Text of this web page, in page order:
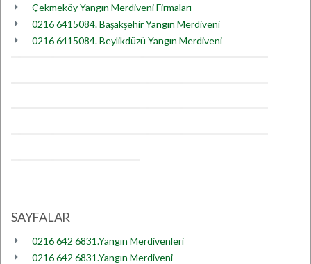
Çekmeköy Yangın Merdiveni Firmaları
0216 6415084. Başakşehir Yangın Merdiveni
0216 6415084. Beylikdüzü Yangın Merdiveni
SAYFALAR
0216 642 6831.Yangın Merdivenleri
0216 642 6831.Yangın Merdiveni